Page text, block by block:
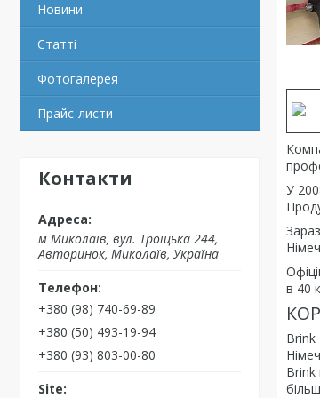
Новини
Статті
Фотогалерея
Прайс-листи
Контакти
м Миколаїв, вул. Троїцька 244,
Авторинок, Миколаїв, Україна
+380 (98) 740-69-89
+380 (50) 493-19-94
+380 (93) 803-00-80
У
в 40
Brink
Brink